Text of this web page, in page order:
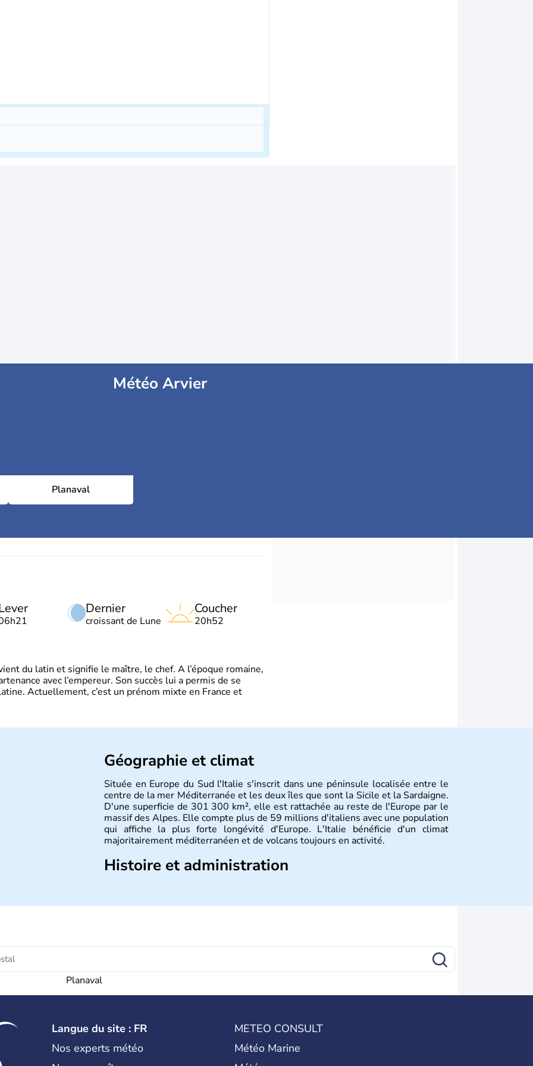
Météo Arvier
Planaval
Dernier
croissant de Lune
Coucher
20h52
du latin et signifie le maître, le chef. A l’époque romaine,
avec l’empereur. Son succès lui a permis de se
Actuellement, c’est un prénom mixte en France et
Géographie et climat
Située en Europe du Sud l'Italie s'inscrit dans une péninsule localisée entre le
centre de la mer Méditerranée et les deux îles que sont la Sicile et la Sardaigne.
D'une superficie de 301 300 km², elle est rattachée au reste de l'Europe par le
massif des Alpes. Elle compte plus de 59 millions d'italiens avec une population
qui affiche la plus forte longévité d'Europe. L'Italie bénéficie d'un climat
majoritairement méditerranéen et de volcans toujours en activité.
Histoire et administration
contraignant à l'exile la famille royale. La république italienne est alors
Planaval
Langue du site : FR
Nos experts météo
METEO CONSULT
Météo Marine